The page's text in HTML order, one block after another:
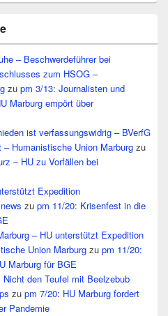
– Beschwerdeführer bei
zum HSOG –
zu pm 3/13: Journalisten und
Marburg empört über
ist verfassungswidrig – BVerfG
Humanistische Union Marburg zu
– HU zu Vorfällen bei
Expedition
zu pm 11/20: Krisenfest in die
– HU unterstützt Expedition
Union Marburg zu pm 11/20:
Marburg für BGE
den Teufel mit Beelzebub
zu pm 7/20: HU Marburg fordert
Pandemie